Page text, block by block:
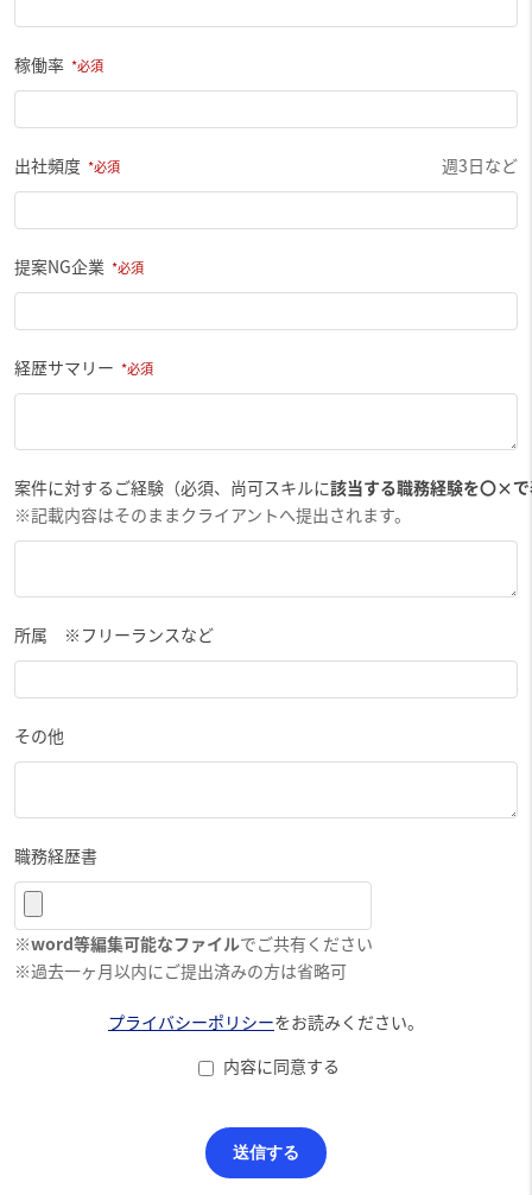
稼働率
出社頻度 週3日など
提案NG企業
経歴サマリー
案件に対するご経験（必須、尚可スキルに該当する職務経験を〇×
※記載内容はそのままクライアントへ提出されます。
所属 ※フリーランスなど
その他
職務経歴書
※word等編集可能なファイルでご共有ください
※過去一ヶ月以内にご提出済みの方は省略可
プライバシーポリシーをお読みください。
内容に同意する